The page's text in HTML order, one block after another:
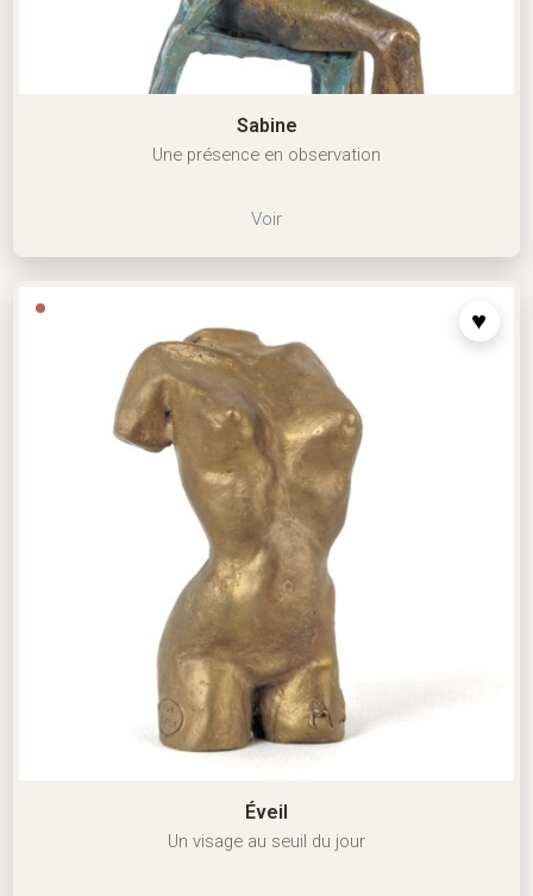
Sabine
Une présence en observation
Voir
Éveil
Un visage au seuil du jour